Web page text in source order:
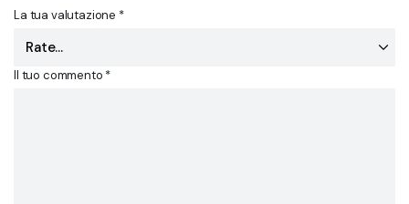
La tua valutazione *
Il tuo commento *